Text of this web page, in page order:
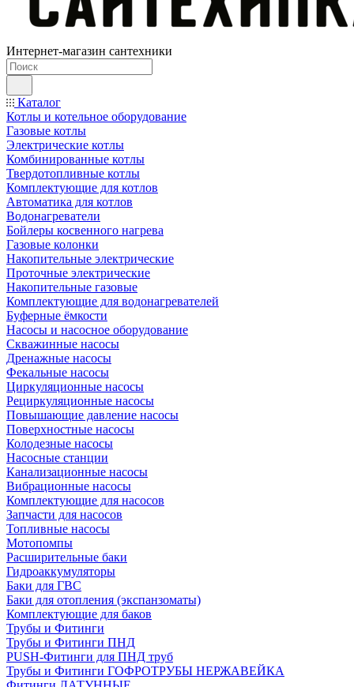
Интернет-магазин сантехники
Каталог
Котлы и котельное оборудование
Газовые котлы
Электрические котлы
Комбинированные котлы
Твердотопливные котлы
Комплектующие для котлов
Автоматика для котлов
Водонагреватели
Бойлеры косвенного нагрева
Газовые колонки
Накопительные электрические
Проточные электрические
Накопительные газовые
Комплектующие для водонагревателей
Буферные ёмкости
Насосы и насосное оборудование
Скважинные насосы
Дренажные насосы
Фекальные насосы
Циркуляционные насосы
Рециркуляционные насосы
Повышающие давление насосы
Поверхностные насосы
Колодезные насосы
Насосные станции
Канализационные насосы
Вибрационные насосы
Комплектующие для насосов
Запчасти для насосов
Топливные насосы
Мотопомпы
Расширительные баки
Гидроаккумуляторы
Баки для ГВС
Баки для отопления (экспанзоматы)
Комплектующие для баков
Трубы и Фитинги
Трубы и Фитинги ПНД
PUSH-Фитинги для ПНД труб
Трубы и Фитинги ГОФРОТРУБЫ НЕРЖАВЕЙКА